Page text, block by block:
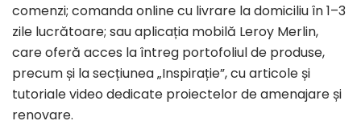
comenzi; comanda online cu livrare la domiciliu în 1–3
zile lucrătoare; sau aplicația mobilă Leroy Merlin,
care oferă acces la întreg portofoliul de produse,
precum și la secțiunea „Inspirație”, cu articole și
tutoriale video dedicate proiectelor de amenajare și
renovare.